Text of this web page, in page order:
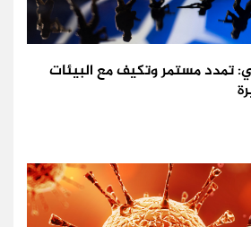
تمدد مستمر وتكيف مع البيئات